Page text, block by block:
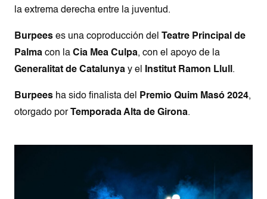
la extrema derecha entre la juventud.
Burpees es una coproducción del Teatre Principal de
Palma con la Cia Mea Culpa, con el apoyo de la
Generalitat de Catalunya y el Institut Ramon Llull.
Burpees ha sido finalista del Premio Quim Masó 2024,
otorgado por Temporada Alta de Girona.